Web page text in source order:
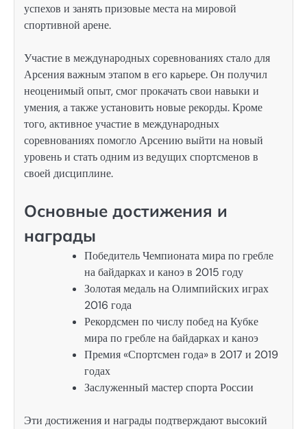
успехов и занять призовые места на мировой
спортивной арене.
Участие в международных соревнованиях стало для
Арсения важным этапом в его карьере. Он получил
неоценимый опыт, смог прокачать свои навыки и
умения, а также установить новые рекорды. Кроме
того, активное участие в международных
соревнованиях помогло Арсению выйти на новый
уровень и стать одним из ведущих спортсменов в
своей дисциплине.
Основные достижения и
награды
Победитель Чемпионата мира по гребле
на байдарках и каноэ в 2015 году
Золотая медаль на Олимпийских играх
2016 года
Рекордсмен по числу побед на Кубке
мира по гребле на байдарках и каноэ
Премия «Спортсмен года» в 2017 и 2019
годах
Заслуженный мастер спорта России
Эти достижения и награды подтверждают высокий